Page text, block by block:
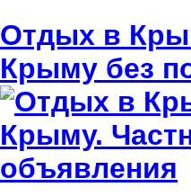
Отдых в
Крыму без